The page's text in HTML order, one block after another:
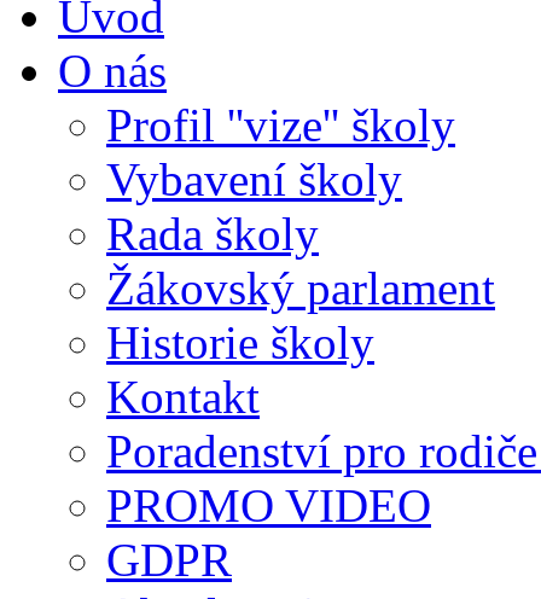
Úvod
O nás
Profil ''vize'' školy
Vybavení školy
Rada školy
Žákovský parlament
Historie školy
Kontakt
Poradenství pro
PROMO VIDEO
GDPR